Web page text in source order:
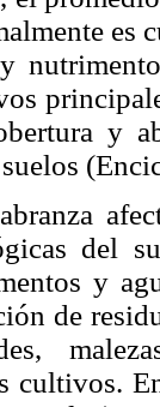
es
y
del
y
de
cultivos.